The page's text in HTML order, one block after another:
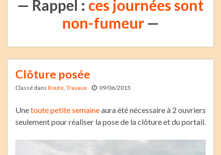
— Rappel : ces journées sont
non-fumeur —
Clôture posée
Classé dans Route Travaux 09/06/2015
Unetoute petite semaineaura été nécessaire à 2 ouvriers
seulement pour réaliser la pose de la clôture et du portail.